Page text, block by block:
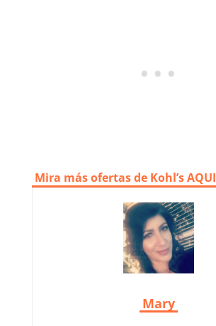
Mira más ofertas de Kohl’s AQUI
Mary